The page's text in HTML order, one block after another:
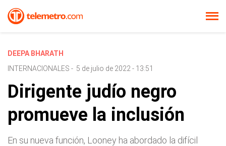
DEEPA BHARATH
INTERNACIONALES - 5 de julio de 2022 - 13:51
Dirigente judío negro
promueve la inclusión
En su nueva función, Looney ha abordado la difícil